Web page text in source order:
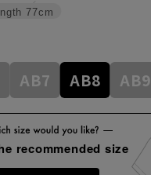
77cm
AB7 AB8 AB9
recommended size